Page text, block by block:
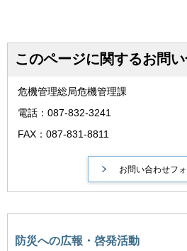
このページに関するお問
危機管理総局危機管理課
電話：087-832-3241
FAX：087-831-8811
防災への広報・啓発活動